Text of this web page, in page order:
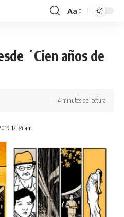
Aa
´Cien años de
12:34 am
4 minutos de lectura